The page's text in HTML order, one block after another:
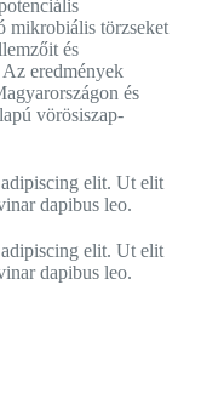
mikrobiális törzseket
és
eredmények
és
vörösiszap-
elit. Ut elit
dapibus leo.
elit. Ut elit
dapibus leo.